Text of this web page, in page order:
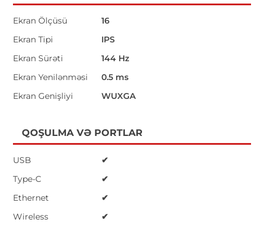
Ekran Ölçüsü
16
Ekran Tipi
IPS
Ekran Sürəti
144 Hz
Ekran Yenilənməsi
0.5 ms
Ekran Genişliyi
WUXGA
QOŞULMA VƏ PORTLAR
USB
✔
Type-C
✔
Ethernet
✔
Wireless
✔